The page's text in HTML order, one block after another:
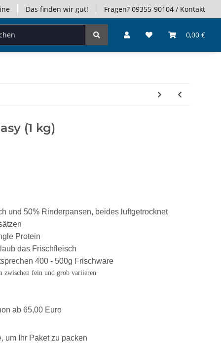
Das finden wir gut! Fragen? 09355-90104 / Kontakt
0,00 €
(1 kg)
und 50% Rinderpansen, beides luftgetrocknet
Protein
das Frischfleisch
400 - 500g Frischware
zwischen fein und grob variieren
ab 65,00 Euro
um Ihr Paket zu packen